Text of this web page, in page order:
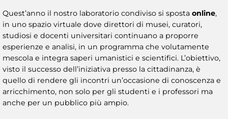
Quest’anno il nostro laboratorio condiviso si sposta online,
in uno spazio virtuale dove direttori di musei, curatori,
studiosi e docenti universitari continuano a proporre
esperienze e analisi, in un programma che volutamente
mescola e integra saperi umanistici e scientifici. L’obiettivo,
visto il successo dell’iniziativa presso la cittadinanza, è
quello di rendere gli incontri un’occasione di conoscenza e
arricchimento, non solo per gli studenti e i professori ma
anche per un pubblico più ampio.